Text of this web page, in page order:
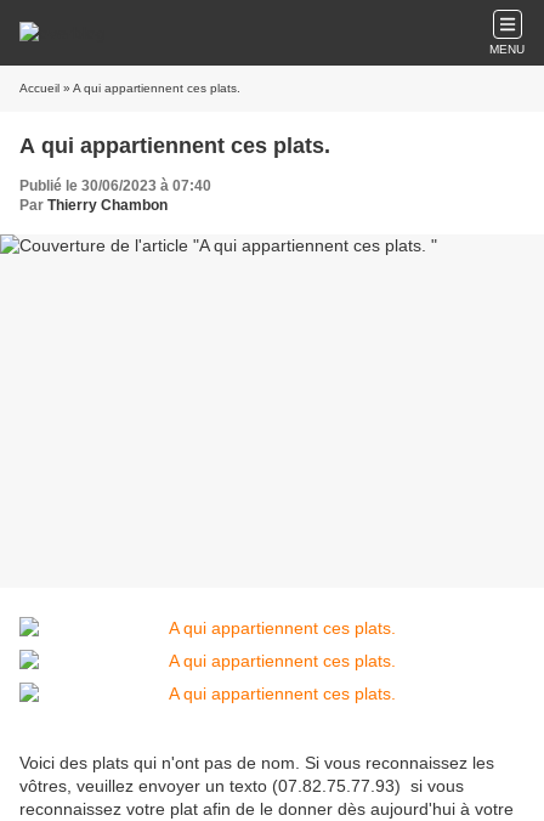
MENU
Accueil » A qui appartiennent ces plats.
A qui appartiennent ces plats.
Publié le 30/06/2023 à 07:40
Par Thierry Chambon
Voici des plats qui n'ont pas de nom. Si vous reconnaissez les
vôtres, veuillez envoyer un texto (07.82.75.77.93) si vous
reconnaissez votre plat afin de le donner dès aujourd'hui à votre